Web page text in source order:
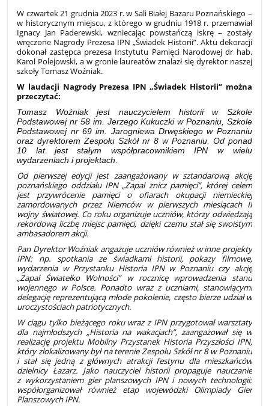
W czwartek 21 grudnia 2023 r. w Sali Białej Bazaru Poznańskiego –
w historycznym miejscu, z którego w grudniu 1918 r. przemawiał
Ignacy Jan Paderewski, wzniecając powstańczą iskrę – zostały
wręczone Nagrody Prezesa IPN „Świadek Historii”. Aktu dekoracji
dokonał zastępca prezesa Instytutu Pamięci Narodowej dr hab.
Karol Polejowski, a w gronie laureatów znalazł się dyrektor naszej
szkoły Tomasz Woźniak.
W laudacji Nagrody Prezesa IPN „Świadek Historii” można
przeczytać:
Tomasz Woźniak
jest nauczycielem historii w Szkole
Podstawowej nr 58 im. Jerzego Kukuczki w Poznaniu, Szkole
Podstawowej nr 69 im. Jarogniewa Drwęskiego w Poznaniu
oraz dyrektorem Zespołu Szkół nr 8 w Poznaniu. Od ponad
10 lat jest stałym współpracownikiem IPN w wielu
wydarzeniach i projektach.
Od pierwszej edycji jest zaangażowany w sztandarową akcję
poznańskiego oddziału IPN „Zapal znicz pamięci”, której celem
jest przywrócenie pamięci o ofiarach okupacji niemieckiej
zamordowanych przez Niemców w pierwszych miesiącach II
wojny światowej. Co roku organizuje uczniów, którzy odwiedzają
rekordową liczbę miejsc pamięci, dzięki czemu stał się swoistym
ambasadorem akcji.
Pan Dyrektor Woźniak angażuje uczniów również w inne projekty
IPN: np. spotkania ze świadkami historii, pokazy filmowe,
wydarzenia w Przystanku Historia IPN w Poznaniu czy akcję
„Zapal Światełko Wolności” w rocznicę wprowadzenia stanu
wojennego w Polsce. Ponadto wraz z uczniami, stanowiącymi
delegację reprezentującą młode pokolenie, często bierze udział w
uroczystościach patriotycznych.
W ciągu tylko bieżącego roku wraz z IPN przygotował warsztaty
dla najmłodszych „Historia na wakacjach”, zaangażował się w
realizację projektu Mobilny Przystanek Historia Przyszłości IPN,
który zlokalizowany był na terenie Zespołu Szkół nr 8 w Poznaniu
i stał się jedną z głównych atrakcji festynu dla mieszkańców
dzielnicy Łazarz. Jako nauczyciel historii propaguje nauczanie
z wykorzystaniem gier planszowych IPN i nowych technologii:
współorganizował również etap wojewódzki Olimpiady Gier
Planszowych IPN.